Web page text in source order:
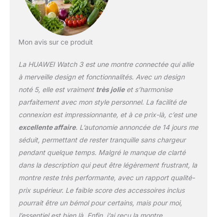
comme un appareil de
communication
être connecté à votre
téléphone, en utilisant
toujours votre numéro
existant Suivi de fitness
ultime : découvrez plus
de 100 modes
d'entraînement pour les
sports d'intérieur et
d'extérieur, et 85 modes
personnalisés, avec
détection automatique
des exercices pour les 6
types d'entraînement les
également un suivi
Mon avis sur ce produit
La HUAWEI Watch 3 est une montre connectée qui allie
à merveille design et fonctionnalités. Avec un design
noté 5, elle est vraiment très jolieet s’harmonise
parfaitement avec mon style personnel. La facilité de
connexion est impressionnante, et à ce prix-là, c’est une
excellente affaire. L’autonomie annoncée de 14 jours me
séduit, permettant de rester tranquille sans chargeur
pendant quelque temps. Malgré le manque de clarté
dans la description qui peut être légèrement frustrant, la
montre reste très performante, avec un rapport qualité-
prix supérieur. Le faible score des accessoires inclus
pourrait être un bémol pour certains, mais pour moi,